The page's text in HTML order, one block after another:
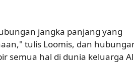
jangka panjang yang
tulis Loomis, dan
semua hal di dunia keluarga